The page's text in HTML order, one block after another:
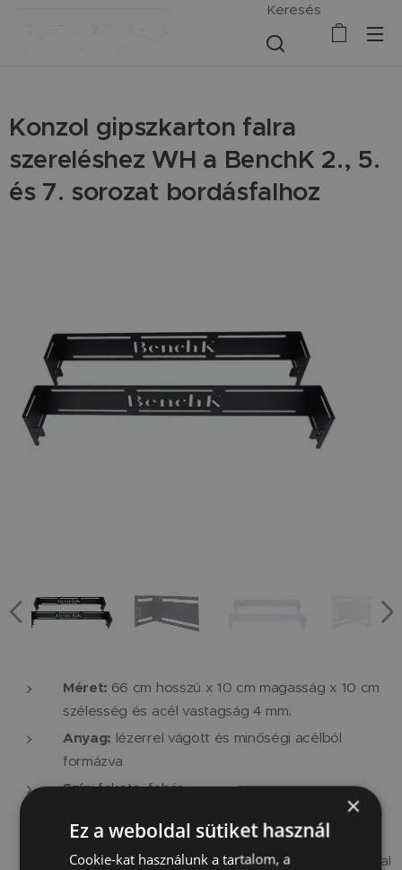
Keresés
Konzol gipszkarton falra
szereléshez WH a BenchK 2., 5.
és 7. sorozat bordásfalhoz
Méret: 66 cm hosszú x 10 cm magasság x 10 cm
szélesség és acél vastagság 4 mm.
Anyag: lézerrel vágott és minőségi acélból
formázva
Szín: fekete, fehér
A fali konzolokat kifejezetten a BenchK 2,5,7-es
sorozatú bordásfalhoz tervezték, hogy stabil és
biztonságos szerelést biztosítsanak gipszkarton fal
×
Ez a weboldal sütiket használ
Cookie-kat használunk a tartalom, a